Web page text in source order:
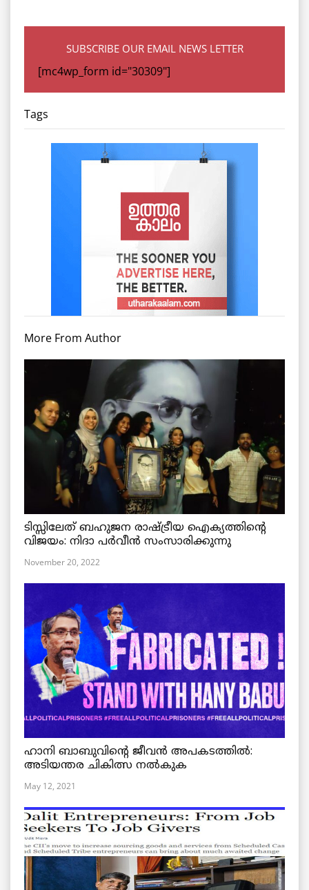
SUBSCRIBE OUR EMAIL NEWS LETTER
[mc4wp_form id="30309"]
Tags
More From Author
ടിസ്സിലേത് ബഹുജന രാഷ്ട്രീയ ഐക്യത്തിന്റെ
വിജയം: നിദാ പർവീൻ സംസാരിക്കുന്നു
November 20, 2022
ഹാനി ബാബുവിന്റെ ജീവൻ അപകടത്തിൽ:
അടിയന്തര ചികിത്സ നൽകുക
May 12, 2021